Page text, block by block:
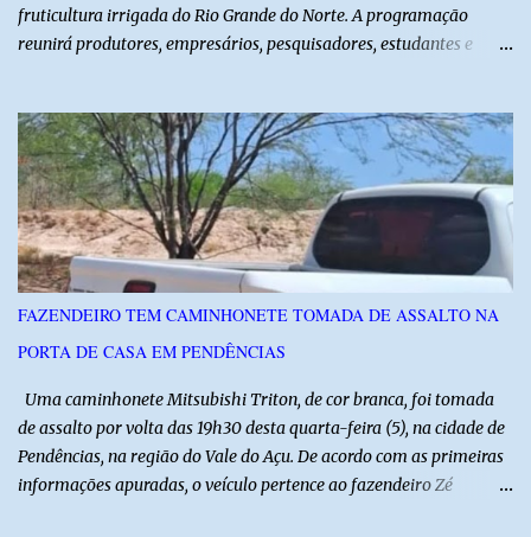
fruticultura irrigada do Rio Grande do Norte. A programação
reunirá produtores, empresários, pesquisadores, estudantes e
instituições e tecnologias voltadas ao setor. Além das atividades
técnicas, a feira contará com programação cultural. No dia 20 de
agosto, o público poderá prestigiar o show de humor com Mução,
seguido de apresentação musical de Vê Barreto. A Frut & Tec
reforça a importância do Distrito de Irrigação do Baixo Açu como
referência na fruticultura irrigada, promovendo conhecimento,
inovação e oportunidades para o desenvolvimento do agronegócio
potiguar. @associacaodiba
FAZENDEIRO TEM CAMINHONETE TOMADA DE ASSALTO NA
PORTA DE CASA EM PENDÊNCIAS
Uma caminhonete Mitsubishi Triton, de cor branca, foi tomada
de assalto por volta das 19h30 desta quarta-feira (5), na cidade de
Pendências, na região do Vale do Açu. De acordo com as primeiras
informações apuradas, o veículo pertence ao fazendeiro Zé